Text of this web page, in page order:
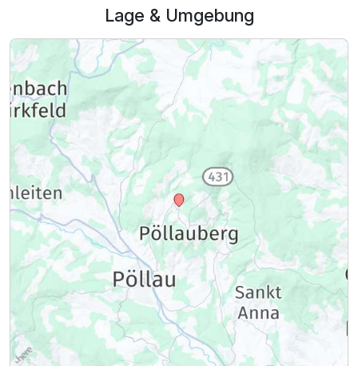
Lage & Umgebung